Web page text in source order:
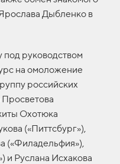
Дыбленко в
под руководством
на омоложение
российских
Просветова
Охотюка
(«Питтсбург»),
(«Филадельфия»),
и Руслана Исхакова